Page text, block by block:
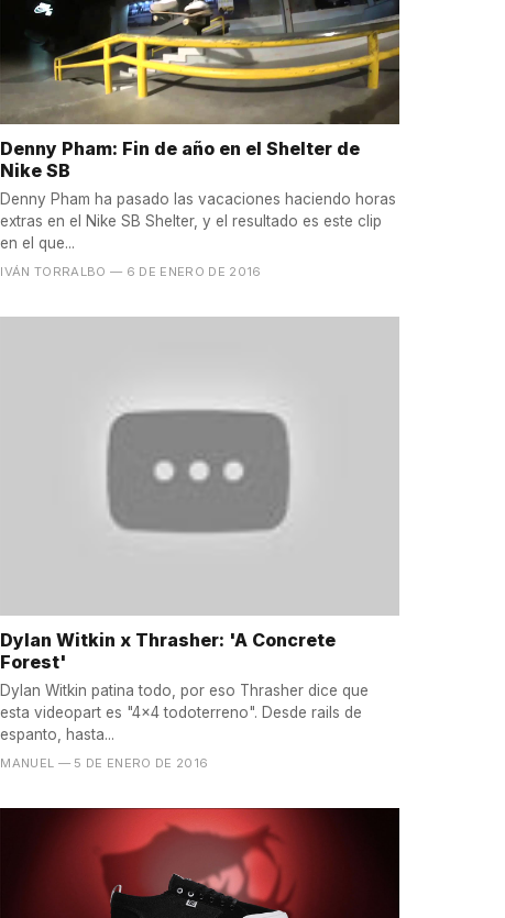
Denny Pham: Fin de año en el Shelter de
Nike SB
Denny Pham ha pasado las vacaciones haciendo horas
extras en el Nike SB Shelter, y el resultado es este clip
en el que...
IVÁN TORRALBO — 6 DE ENERO DE 2016
Dylan Witkin x Thrasher: 'A Concrete
Forest'
Dylan Witkin patina todo, por eso Thrasher dice que
esta videopart es "4x4 todoterreno". Desde rails de
espanto, hasta...
MANUEL — 5 DE ENERO DE 2016